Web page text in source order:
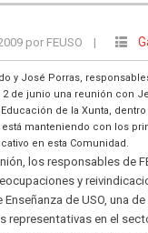
por FEUSO |
y José Porras,
de junio una reunión con
de la Xunta,
manteniendo con los
en esta Comunidad.
los responsables de
y
Enseñanza de USO, una
representativas en el